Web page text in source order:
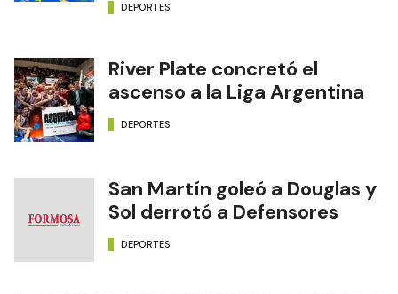
DEPORTES
River Plate concretó el
ascenso a la Liga Argentina
DEPORTES
San Martín goleó a Douglas y
Sol derrotó a Defensores
DEPORTES